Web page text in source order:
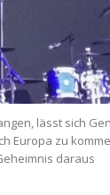
lässt sich
Europa zu
daraus